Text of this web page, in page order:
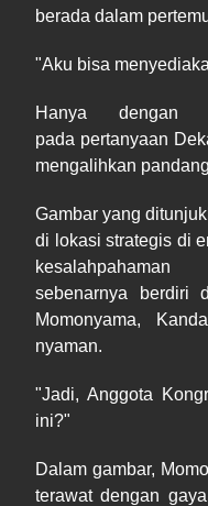
berada dalam
"Aku bisa
Hanya dengan
pada pertanyaan
mengalihkan
Gambar yang
di lokasi strategis di
sebenarnya berdiri
Momonyama,
nyaman.
"Jadi, Anggota
ini?"
Dalam gambar,
terawat dengan